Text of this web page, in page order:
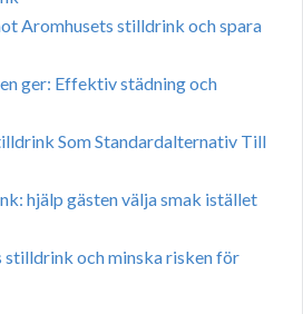
Aromhusets stilldrink och spara
ger: Effektiv städning och
Som Standardalternativ Till
hjälp gästen välja smak istället
och minska risken för